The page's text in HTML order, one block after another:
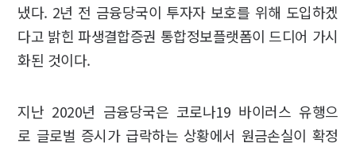
냈다. 2년 전 금융당국이 투자자 보호를 위해 도입하겠
다고 밝힌 파생결합증권 통합정보플랫폼이 드디어 가시
화된 것이다.
지난 2020년 금융당국은 코로나19 바이러스 유행으
로 글로벌 증시가 급락하는 상황에서 원금손실이 확정